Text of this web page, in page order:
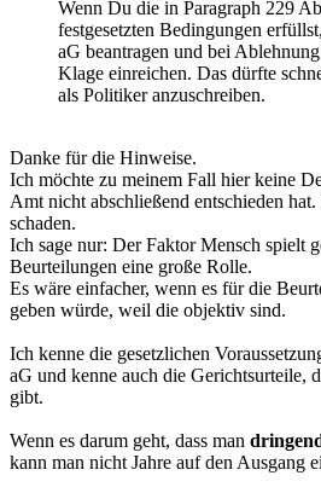
Wenn Du die in Paragraph 229
festgesetzten Bedingungen
aG beantragen und bei
Klage einreichen. Das dürfte
als Politiker anzuschreiben.
Danke für die Hinweise.
Ich möchte zu meinem Fall hier keine
Amt nicht abschließend entschieden
schaden.
Ich sage nur: Der Faktor Mensch spielt
Beurteilungen eine große Rolle.
Es wäre einfacher, wenn es für die
geben würde, weil die objektiv sind.
Ich kenne die gesetzlichen
aG und kenne auch die Gerichtsurteile,
gibt.
Wenn es darum geht, dass man
kann man nicht Jahre auf den Ausgang